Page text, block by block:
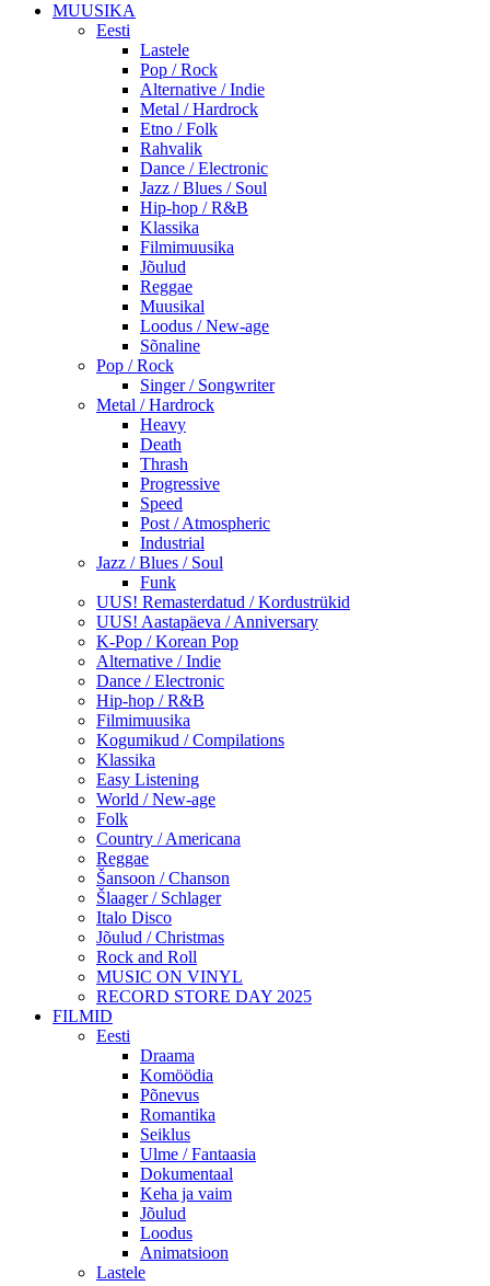
MUUSIKA
Eesti
Lastele
Pop / Rock
Alternative / Indie
Metal / Hardrock
Etno / Folk
Rahvalik
Dance / Electronic
Jazz / Blues / Soul
Hip-hop / R&B
Klassika
Filmimuusika
Jõulud
Reggae
Muusikal
Loodus / New-age
Sõnaline
Pop / Rock
Singer / Songwriter
Metal / Hardrock
Heavy
Death
Thrash
Progressive
Speed
Post / Atmospheric
Industrial
Jazz / Blues / Soul
Funk
UUS! Remasterdatud / Kordustrükid
UUS! Aastapäeva / Anniversary
K-Pop / Korean Pop
Alternative / Indie
Dance / Electronic
Hip-hop / R&B
Filmimuusika
Kogumikud / Compilations
Klassika
Easy Listening
World / New-age
Folk
Country / Americana
Reggae
Šansoon / Chanson
Šlaager / Schlager
Italo Disco
Jõulud / Christmas
Rock and Roll
MUSIC ON VINYL
RECORD STORE DAY 2025
FILMID
Eesti
Draama
Komöödia
Põnevus
Romantika
Seiklus
Ulme / Fantaasia
Dokumentaal
Keha ja vaim
Jõulud
Loodus
Animatsioon
Lastele